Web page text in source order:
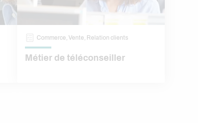
Commerce, Vente, Relation clients
Métier de téléconseiller